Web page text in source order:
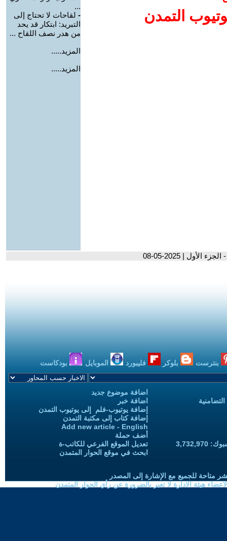
التمدن
...
- لقاحات لا تحتاج إلى
التبريد: ابتكار قد يحد
من هدر نصف اللقاح ...
المزيد.....
المزيد.....
| 2025-05-08
بنترست بلوكر فليبورد الموبايل بودكاست
اضافة موضوع جديد
اضافة خبر
إضافة يوتيوب-فلم إلى يوتيوب التمدن
إضافة كتاب إلى مكتبة التمدن
Add new article - English
أضف حملة
تعديل الموقع الفرعي للكاتب-ة
ابحث في موقع الحوار المتمدن
متاحة للجميع مع الإشارة إلى المصدر
هيئة الادارة لا تعبر بالضرورة عن رأي الحوار المتمدن